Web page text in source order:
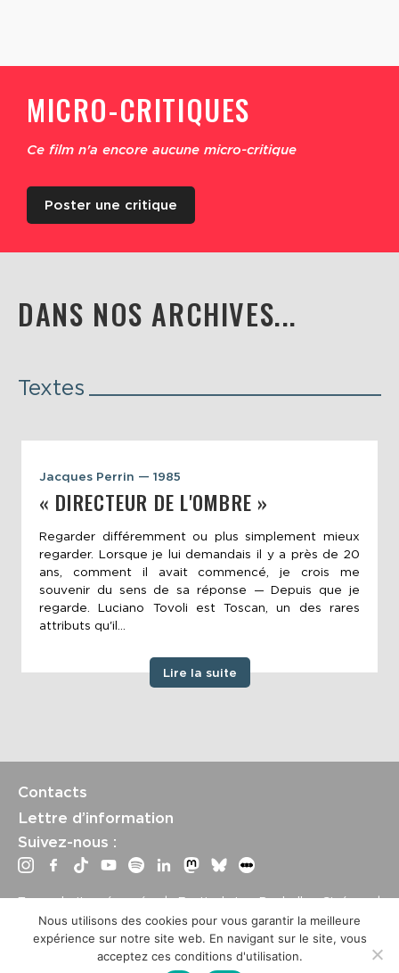
MICRO-CRITIQUES
Ce film n'a encore aucune micro-critique
Poster une critique
DANS NOS ARCHIVES...
Textes
Jacques Perrin — 1985
« DIRECTEUR DE L'OMBRE »
Regarder différemment ou plus simplement mieux
regarder. Lorsque je lui demandais il y a près de 20
ans, comment il avait commencé, je crois me
souvenir du sens de sa réponse — Depuis que je
regarde. Luciano Tovoli est Toscan, un des rares
attributs qu'il...
Lire la suite
Contacts
Lettre d’information
Suivez-nous :
Tous droits réservés | Festival La Rochelle Cinéma |
International Film Festival – Mentions légales –Conditions
générales de vente
Crédits site : Marine Breton, design ;Etienne Delcambre,
Nous utilisons des cookies pour vous garantir la meilleure
expérience sur notre site web. En navigant sur le site, vous
acceptez ces conditions d'utilisation.